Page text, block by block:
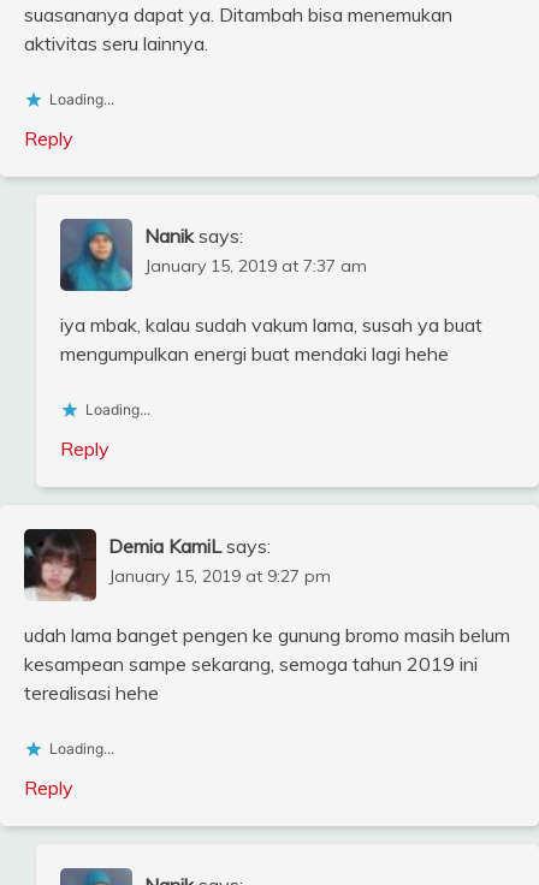
suasananya dapat ya. Ditambah bisa menemukan
aktivitas seru lainnya.
Loading...
Reply
Nanik says:
January 15, 2019 at 7:37 am
iya mbak, kalau sudah vakum lama, susah ya buat
mengumpulkan energi buat mendaki lagi hehe
Loading...
Reply
Demia KamiL says:
January 15, 2019 at 9:27 pm
udah lama banget pengen ke gunung bromo masih belum
kesampean sampe sekarang, semoga tahun 2019 ini
terealisasi hehe
Loading...
Reply